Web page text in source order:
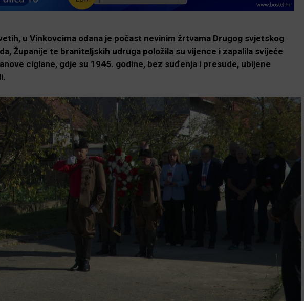
u Vinkovcima odana je počast nevinim žrtvama Drugog svjetskog
Županije te braniteljskih udruga položila su vijence i zapalila svijeće
ciglane, gdje su 1945. godine, bez suđenja i presude, ubijene